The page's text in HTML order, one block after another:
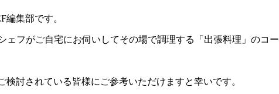
編集部です。
ェフがご自宅にお伺いしてその場で調理する「出張料理」のコー
検討されている皆様にご参考いただけますと幸いです。